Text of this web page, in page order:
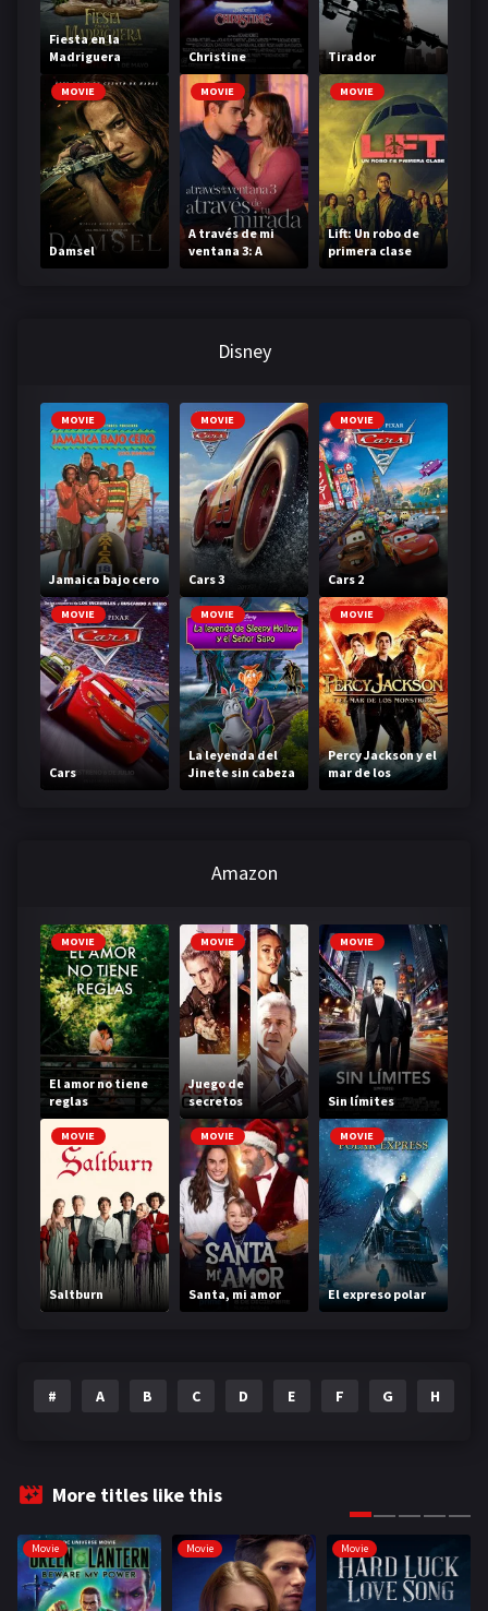
Fiesta en la
Madriguera
Christine Tirador
MOVIE
Damsel
MOVIE
A través de mi
ventana 3: A
través de tu
MOVIE
Lift: Un robo de
primera clase
Disney
MOVIE
Jamaica bajo cero
MOVIE
Cars 3
MOVIE
Cars 2
MOVIE
Cars
MOVIE
La leyenda del
Jinete sin cabeza
MOVIE
Percy Jackson y el
mar de los
monstruos
Amazon
MOVIE
El amor no tiene
reglas
MOVIE
Juego de
secretos
MOVIE
Sin límites
MOVIE
Saltburn
MOVIE
Santa, mi amor
MOVIE
El expreso polar
# A B C D E F G H
More titles like this
Movie Movie Movie